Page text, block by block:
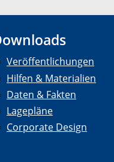
Veröffentlichungen
Hilfen & Materialien
Daten & Fakten
Lagepläne
Corporate Design